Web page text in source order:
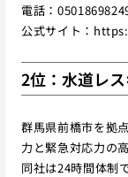
電話：
公式サイト：
2位：水道レ
群馬県前橋市を拠
力と緊急対応力の
同社は24時間体制